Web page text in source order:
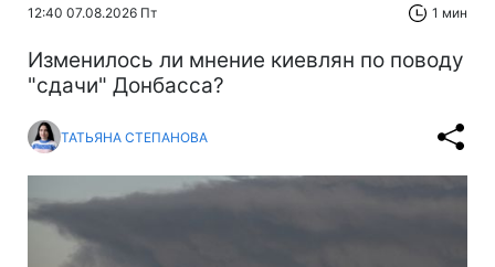
12:40 07.08.2026 Пт 1 мин
Изменилось ли мнение киевлян по поводу
"сдачи" Донбасса?
ТАТЬЯНА СТЕПАНОВА